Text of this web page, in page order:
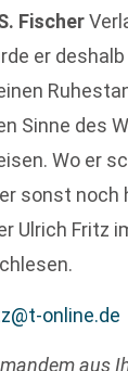
Fischer
er deshalb
Sinne des
Wo er
sonst noch
Ulrich Fritz
online.de
aus